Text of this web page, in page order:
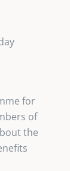
for
of
the